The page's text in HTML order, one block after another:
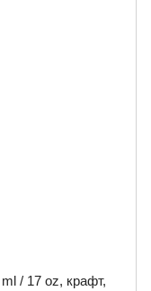
/ 17 oz, крафт,